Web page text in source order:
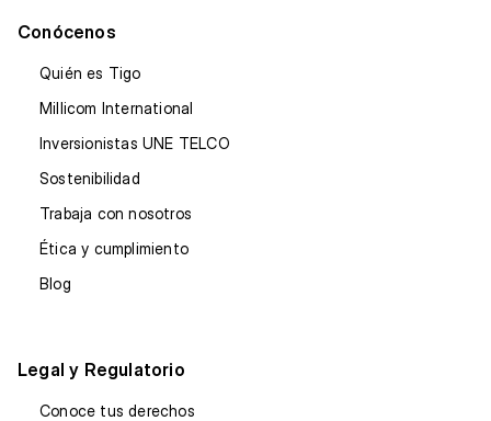
Conócenos
Quién es Tigo
Millicom International
Inversionistas UNE TELCO
Sostenibilidad
Trabaja con nosotros
Ética y cumplimiento
Blog
Legal y Regulatorio
Conoce tus derechos